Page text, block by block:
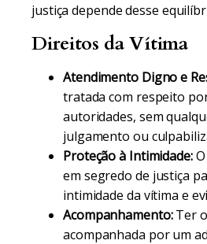
justiça depende desse
Direitos da Vítima
Atendimento Digno e
tratada com respeito
autoridades, sem
julgamento ou
Proteção à Intimidade:O
em segredo de justiça
intimidade da vítima e
Acompanhamento:Ter
acompanhada por um